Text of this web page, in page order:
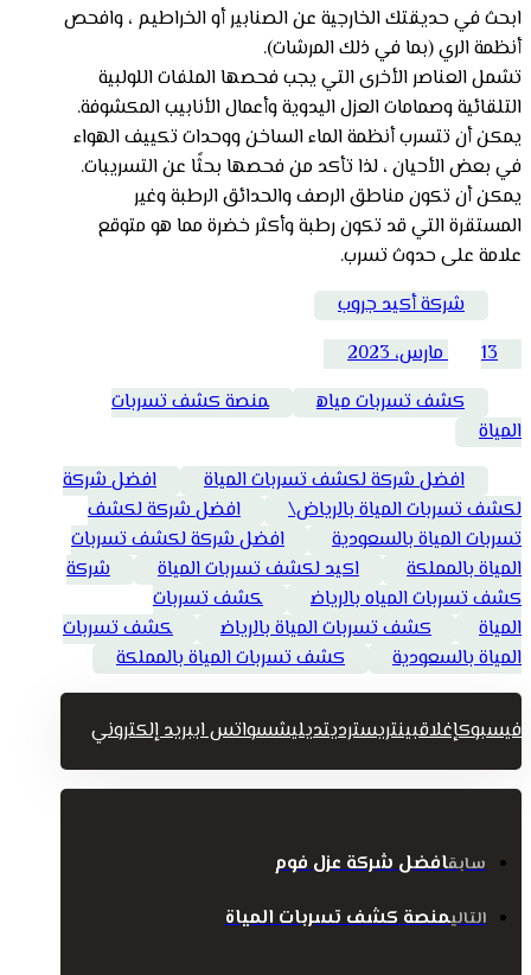
ابحث في حديقتك الخارجية عن الصنابير أو الخراطيم ، وافحص
أنظمة الري (بما في ذلك المرشات).
تشمل العناصر الأخرى التي يجب فحصها الملفات اللولبية
التلقائية وصمامات العزل اليدوية وأعمال الأنابيب المكشوفة.
يمكن أن تتسرب أنظمة الماء الساخن ووحدات تكييف الهواء
في بعض الأحيان ، لذا تأكد من فحصها بحثًا عن التسريبات.
يمكن أن تكون مناطق الرصف والحدائق الرطبة وغير
المستقرة التي قد تكون رطبة وأكثر خضرة مما هو متوقع
علامة على حدوث تسرب.
شركة أكيد جروب
13 مارس، 2023
كشف تسربات مياه
منصة كشف تسربات
المياة
افضل شركة لكشف تسربات المياة
افضل شركة
لكشف تسربات المياة بالرياض\
افضل شركة لكشف
تسربات المياة بالسعودية
افضل شركة لكشف تسربات
المياة بالمملكة
اكيد لكشف تسربات المياة
شركة
كشف تسربات المياه بالرياض
كشف تسربات
المياة
كشف تسربات المياة بالرياض
كشف تسربات
المياة بالسعودية
كشف تسربات المياة بالمملكة
فيسبوكإغلاقبينتريسترديتديليشسواتس اببريد إلكتروني
سابقافضل شركة عزل فوم
التاليمنصة كشف تسربات المياة